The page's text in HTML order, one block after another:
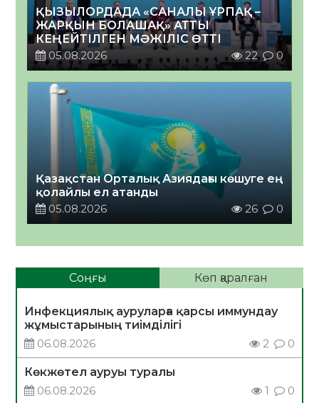
ҚЫЗЫЛОРДАДА «САНАЛЫ ҰРПАҚ –
ЖАРҚЫН БОЛАШАҚ» АТТЫ
КЕҢЕЙТІЛГЕН МӘЖІЛІС ӨТТІ
05.08.2026
22 0
Қазақстан Орталық Азиядағы көшуге ең
қолайлы ел атанды
05.08.2026
26 0
Соңғы Көп қаралған
Инфекциялық ауруларға қарсы иммундау
жұмыстарының тиімділігі
06.08.2026
2 0
Көкжөтел ауруы туралы
06.08.2026
1 0